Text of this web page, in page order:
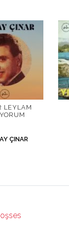
LEYLAM
ÇINAR